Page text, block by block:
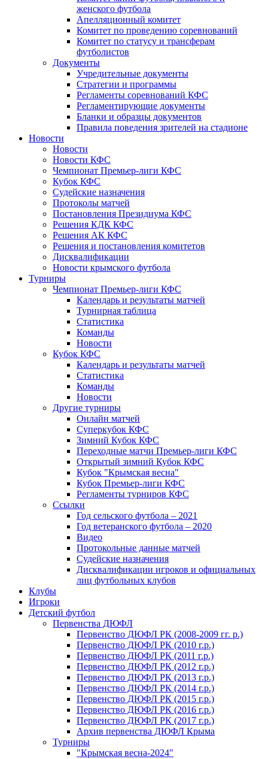
женского футбола
Апелляционный комитет
Комитет по проведению соревнований
Комитет по статусу и трансферам
футболистов
Документы
Учредительные документы
Стратегии и программы
Регламенты соревнований КФС
Регламентирующие документы
Бланки и образцы документов
Правила поведения зрителей на стадионе
Новости
Новости
Новости КФС
Чемпионат Премьер-лиги КФС
Кубок КФС
Судейские назначения
Протоколы матчей
Постановления Президиума КФС
Решения КДК КФС
Решения АК КФС
Решения и постановления комитетов
Дисквалификации
Новости крымского футбола
Турниры
Чемпионат Премьер-лиги КФС
Календарь и результаты матчей
Турнирная таблица
Статистика
Команды
Новости
Кубок КФС
Календарь и результаты матчей
Статистика
Команды
Новости
Другие турниры
Онлайн матчей
Суперкубок КФС
Зимний Кубок КФС
Переходные матчи Премьер-лиги КФС
Открытый зимний Кубок КФС
Кубок "Крымская весна"
Кубок Премьер-лиги КФС
Регламенты турниров КФС
Ссылки
Год сельского футбола – 2021
Год ветеранского футбола – 2020
Видео
Протокольные данные матчей
Судейские назначения
Дисквалификации игроков и официальных
лиц футбольных клубов
Клубы
Игроки
Детский футбол
Первенства ДЮФЛ
Первенство ДЮФЛ РК (2008-2009 гг. р.)
Первенство ДЮФЛ РК (2010 г.р.)
Первенство ДЮФЛ РК (2011 г.р.)
Первенство ДЮФЛ РК (2012 г.р.)
Первенство ДЮФЛ РК (2013 г.р.)
Первенство ДЮФЛ РК (2014 г.р.)
Первенство ДЮФЛ РК (2015 г.р.)
Первенство ДЮФЛ РК (2016 г.р.)
Первенство ДЮФЛ РК (2017 г.р.)
Архив первенства ДЮФЛ Крыма
Турниры
"Крымская весна-2024"